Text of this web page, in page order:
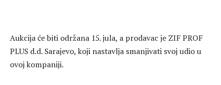
Aukcija će biti održana 15. jula, a prodavac je ZIF PROF
PLUS d.d. Sarajevo, koji nastavlja smanjivati svoj udio u
ovoj kompaniji.